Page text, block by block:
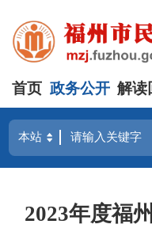
首页 政务公开 解读
2023年度福